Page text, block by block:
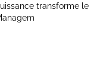
transforme le